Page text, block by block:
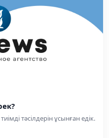
тәсілдерін ұсынған едік.